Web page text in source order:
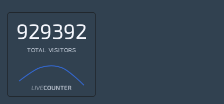
929392
TOTAL VISITORS